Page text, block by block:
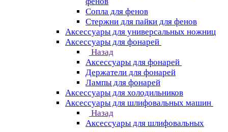
Сопла для фенов
Стержни для пайки для фенов
Аксессуары для универсальных ножниц
Аксессуары для фонарей
Назад
Аксессуары для фонарей
Держатели для фонарей
Лампы для фонарей
Аксессуары для холодильников
Аксессуары для шлифовальных машин
Назад
Аксессуары для шлифовальных